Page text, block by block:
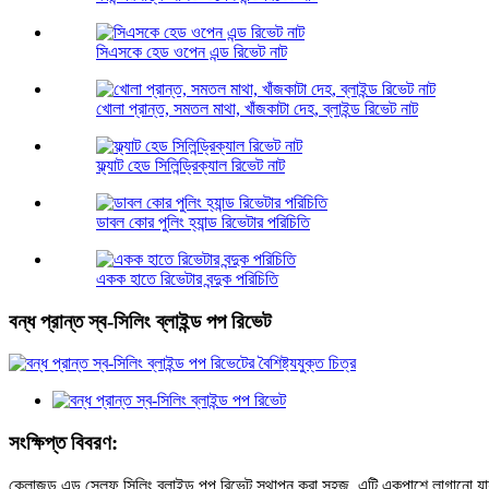
সিএসকে হেড ওপেন এন্ড রিভেট নাট
খোলা প্রান্ত, সমতল মাথা, খাঁজকাটা দেহ, ব্লাইন্ড রিভেট নাট
ফ্ল্যাট হেড সিলিন্ড্রিক্যাল রিভেট নাট
ডাবল কোর পুলিং হ্যান্ড রিভেটার পরিচিতি
একক হাতে রিভেটার বন্দুক পরিচিতি
বন্ধ প্রান্ত স্ব-সিলিং ব্লাইন্ড পপ রিভেট
সংক্ষিপ্ত বিবরণ:
ক্লোজড এন্ড সেলফ সিলিং ব্লাইন্ড পপ রিভেট স্থাপন করা সহজ, এটি একপাশে লাগানো